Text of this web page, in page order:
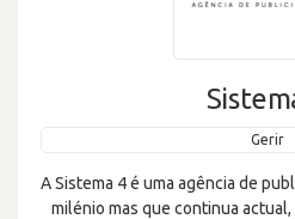
Gerir
A Sistema 4 é uma agência de
milénio mas que continua